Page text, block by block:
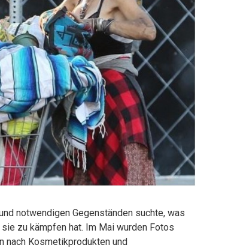
notwendigen Gegenständen suchte, was
zu kämpfen hat. Im Mai wurden Fotos
nach Kosmetikprodukten und